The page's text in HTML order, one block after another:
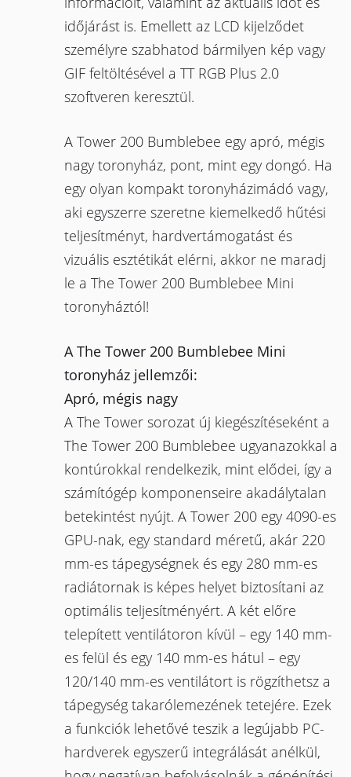
időjárást is. Emellett az LCD kijelződet
személyre szabhatod bármilyen kép vagy
GIF feltöltésével a TT RGB Plus 2.0
szoftveren keresztül.
A Tower 200 Bumblebee egy apró, mégis
nagy toronyház, pont, mint egy dongó. Ha
egy olyan kompakt toronyházimádó vagy,
aki egyszerre szeretne kiemelkedő hűtési
teljesítményt, hardvertámogatást és
vizuális esztétikát elérni, akkor ne maradj
le a The Tower 200 Bumblebee Mini
toronyháztól!
A The Tower 200 Bumblebee Mini
toronyház jellemzői:
Apró, mégis nagy
A The Tower sorozat új kiegészítéseként a
The Tower 200 Bumblebee ugyanazokkal a
kontúrokkal rendelkezik, mint elődei, így a
számítógép komponenseire akadálytalan
betekintést nyújt. A Tower 200 egy 4090-es
GPU-nak, egy standard méretű, akár 220
mm-es tápegységnek és egy 280 mm-es
radiátornak is képes helyet biztosítani az
optimális teljesítményért. A két előre
telepített ventilátoron kívül – egy 140 mm-
es felül és egy 140 mm-es hátul – egy
120/140 mm-es ventilátort is rögzíthetsz a
tápegység takarólemezének tetejére. Ezek
a funkciók lehetővé teszik a legújabb PC-
hardverek egyszerű integrálását anélkül,